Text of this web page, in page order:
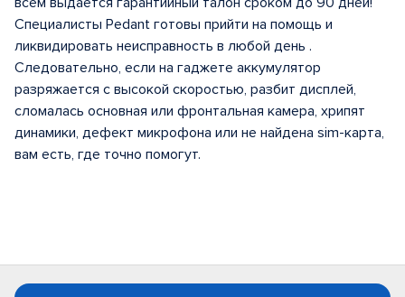
Специалисты Pedant готовы прийти на помощь и
ликвидировать неисправность в любой день .
Следовательно, если на гаджете аккумулятор
разряжается с высокой скоростью, разбит дисплей,
сломалась основная или фронтальная камера, хрипят
динамики, дефект микрофона или не найдена sim-карта,
вам есть, где точно помогут.